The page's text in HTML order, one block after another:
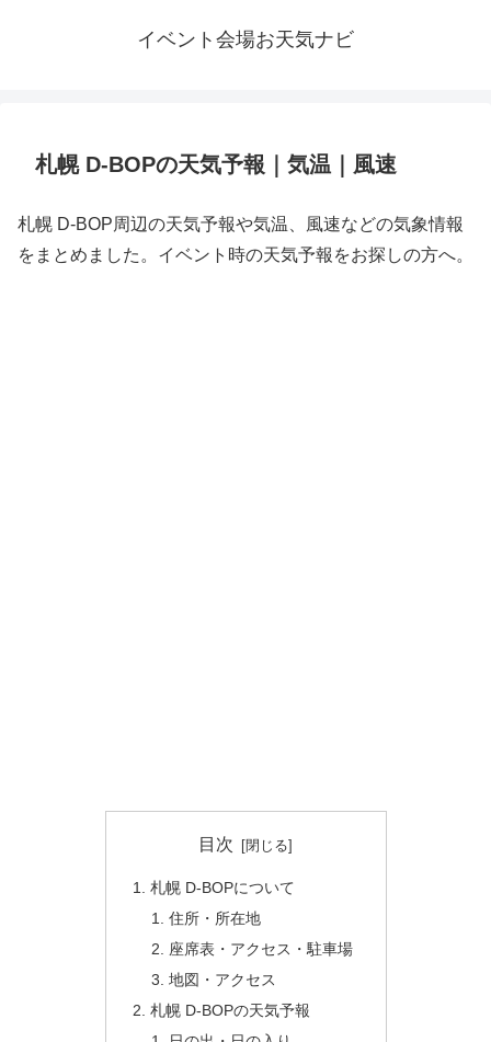
イベント会場お天気ナビ
札幌 D-BOPの天気予報｜気温｜風速
札幌 D-BOP周辺の天気予報や気温、風速などの気象情報
をまとめました。イベント時の天気予報をお探しの方へ。
目次
札幌 D-BOPについて
住所・所在地
座席表・アクセス・駐車場
地図・アクセス
札幌 D-BOPの天気予報